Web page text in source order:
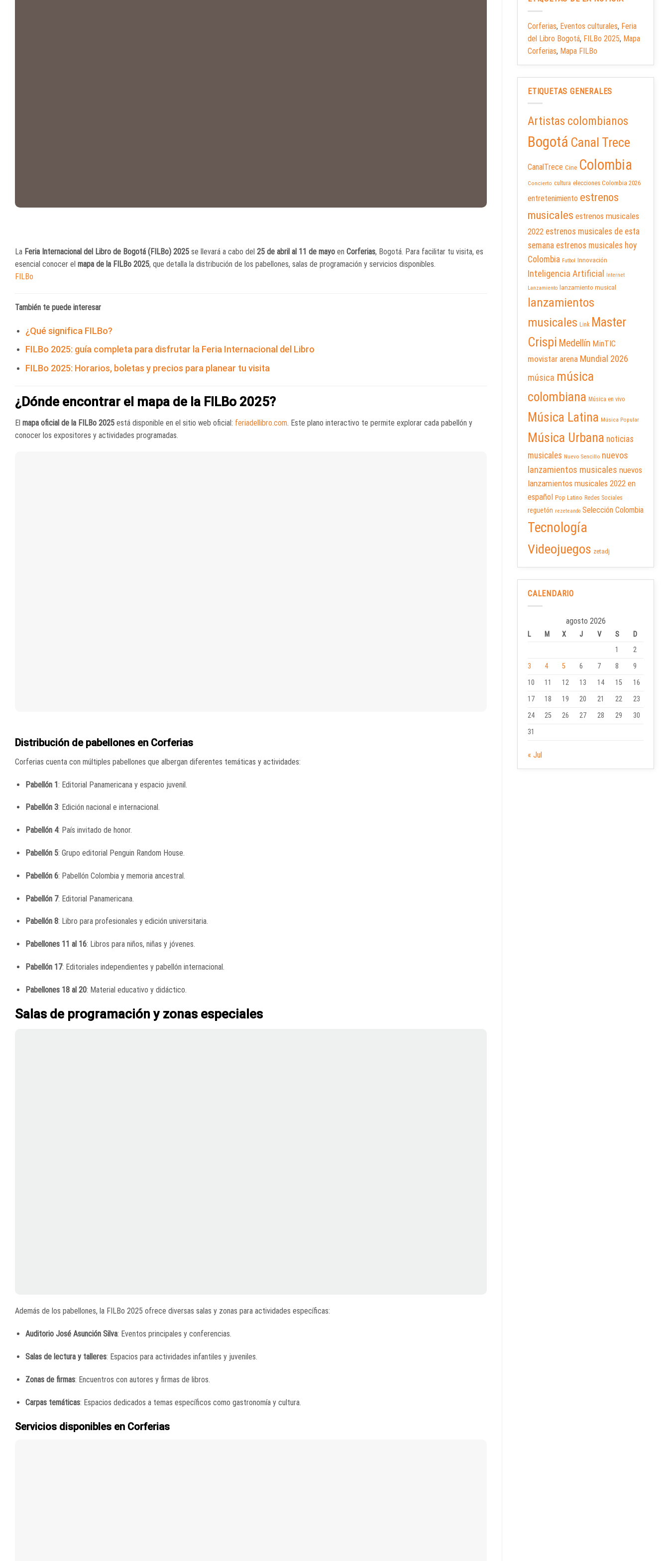
La Feria Internacional del Libro de Bogotá (FILBo) 2025 se llevará a cabo del 25 de abril al 11 de mayo en Corferias, Bogotá. Para facilitar tu visita, es
esencial conocer el mapa de la FILBo 2025, que detalla la distribución de los pabellones, salas de programación y servicios disponibles.
FILBo
También te puede interesar
¿Qué significa FILBo?
FILBo 2025: guía completa para disfrutar la Feria Internacional del Libro
FILBo 2025: Horarios, boletas y precios para planear tu visita
¿Dónde encontrar el mapa de la FILBo 2025?
El mapa oficial de la FILBo 2025 está disponible en el sitio web oficial: feriadellibro.com. Este plano interactivo te permite explorar cada pabellón y
conocer los expositores y actividades programadas.
Distribución de pabellones en Corferias
Corferias cuenta con múltiples pabellones que albergan diferentes temáticas y actividades:
Pabellón 1: Editorial Panamericana y espacio juvenil.
Pabellón 3: Edición nacional e internacional.
Pabellón 4: País invitado de honor.
Pabellón 5: Grupo editorial Penguin Random House.
Pabellón 6: Pabellón Colombia y memoria ancestral.
Pabellón 7: Editorial Panamericana.
Pabellón 8: Libro para profesionales y edición universitaria.
Pabellones 11 al 16: Libros para niños, niñas y jóvenes.
Pabellón 17: Editoriales independientes y pabellón internacional.
Pabellones 18 al 20: Material educativo y didáctico.
Salas de programación y zonas especiales
Además de los pabellones, la FILBo 2025 ofrece diversas salas y zonas para actividades específicas:​
Auditorio José Asunción Silva: Eventos principales y conferencias.
Salas de lectura y talleres: Espacios para actividades infantiles y juveniles.
Zonas de firmas: Encuentros con autores y firmas de libros.
Carpas temáticas: Espacios dedicados a temas específicos como gastronomía y cultura.​
Servicios disponibles en Corferias
Corferias, Eventos culturales, Feria
del Libro Bogotá, FILBo 2025, Mapa
Corferias, Mapa FILBo
ETIQUETAS GENERALES
Artistas colombianos
Bogotá Canal Trece
CanalTrece Cine Colombia
Concierto cultura elecciones Colombia 2026
entretenimiento estrenos
musicales estrenos musicales
2022 estrenos musicales de esta
semana estrenos musicales hoy
Colombia Futbol Innovación
Inteligencia Artificial
Internet
Lanzamiento
lanzamiento musical
lanzamientos
musicales Link Master
Crispi Medellín MinTIC
movistar arena Mundial 2026
música música
colombiana Música en vivo
Música Latina Música Popular
Música Urbana noticias
musicales Nuevo Sencillo nuevos
lanzamientos musicales nuevos
lanzamientos musicales 2022 en
español Pop Latino Redes Sociales
reguetón rezeteando Selección Colombia
Tecnología
Videojuegos zetadj
CALENDARIO
agosto 2026
L M X J V S
D
1
2
3
4 5 6 7 8
9
10
11 12 13 14 15
16
17
18 19 20 21 22
23
24
25 26 27 28 29
30
31
« Jul